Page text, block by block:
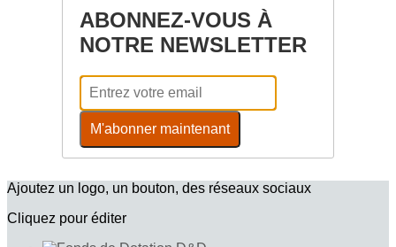
Ajoutez un logo, un bouton, des réseaux sociaux
Cliquez pour éditer
ABONNEZ-VOUS À
NOTRE NEWSLETTER
M'abonner maintenant